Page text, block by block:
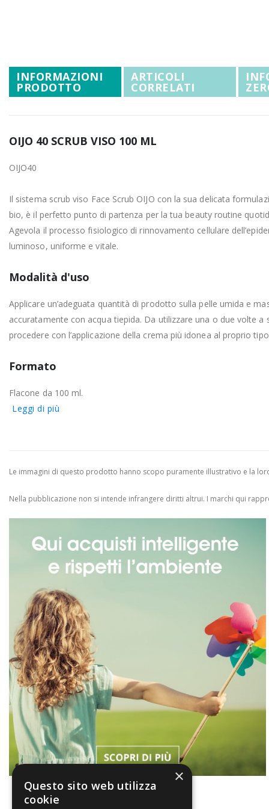
di
immagini
INFORMAZIONI
PRODOTTO
OIJO 40 SCRUB VISO 100 ML
OIJO40
Il sistema scrub viso Face Scrub OIJO con la sua delicata
bio, è il perfetto punto di partenza per la tua beauty routine
Agevola il processo fisiologico di rinnovamento cellulare
luminoso, uniforme e vitale.
Modalità d'uso
Applicare un’adeguata quantità di prodotto sulla pelle umida e
accuratamente con acqua tiepida. Da utilizzare una o due volte
procedere con l’applicazione della crema più idonea al proprio
Formato
Flacone da 100 ml.
Leggi di più
ARTICOLI
CORRELATI
Le immagini di questo prodotto hanno scopo puramente illustrativo e la
Nella pubblicazione non si intende infrangere diritti altrui. I marchi qui
×
Questo sito web utilizza
cookie